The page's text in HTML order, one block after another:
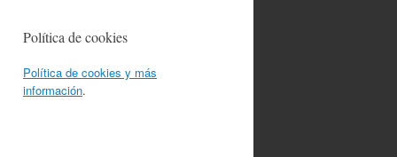
Política de cookies
Política de cookies y más
información.